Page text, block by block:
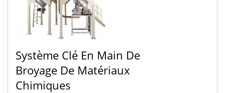
Système Clé En Main De
Broyage De Matériaux
Chimiques